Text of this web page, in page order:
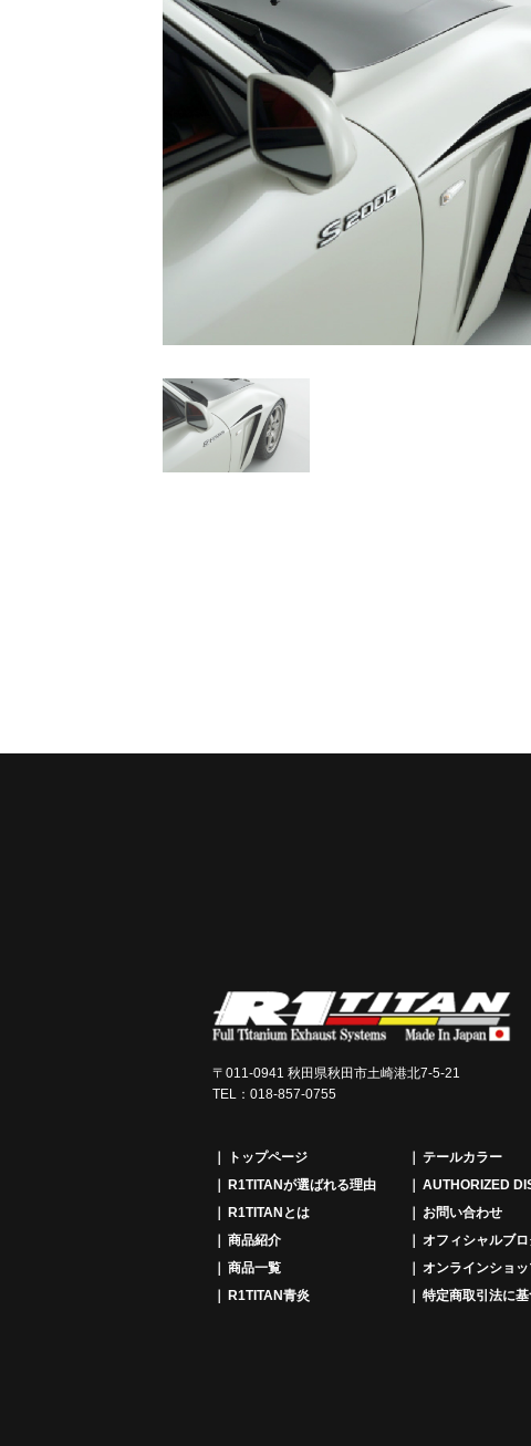
トップページ
R1TITANが選ばれる理由
R1TITANとは
商品紹介
商品一覧
R1TITAN青炎
テールカラー
AUTHORIZED
お問い合わせ
オフィシャルブ
オンラインショ
特定商取引法に
〒011-0941 秋田県秋田市土崎港北7-5-21
TEL：018-857-0755